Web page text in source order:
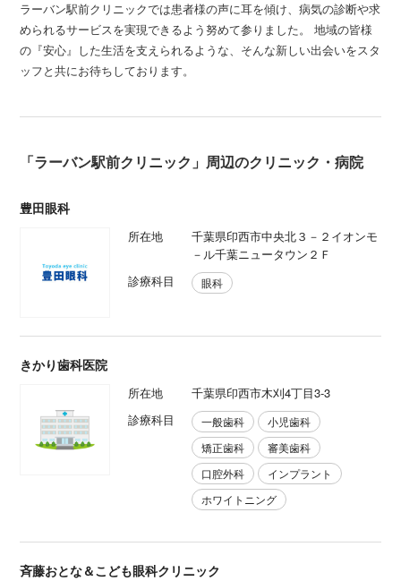
ラーバン駅前クリニックでは患者様の声に耳を傾け、病気の診断や求
められるサービスを実現できるよう努めて参りました。 地域の皆様
の『安心』した生活を支えられるような、そんな新しい出会いをスタ
ッフと共にお待ちしております。
「ラーバン駅前クリニック」周辺のクリニック・病院
豊田眼科
所在地
千葉県印西市中央北３－２イオンモ
－ル千葉ニュータウン２Ｆ
診療科目
眼科
きかり歯科医院
所在地
千葉県印西市木刈4丁目3-3
診療科目
一般歯科
小児歯科
矯正歯科
審美歯科
口腔外科
インプラント
ホワイトニング
斉藤おとな＆こども眼科クリニック